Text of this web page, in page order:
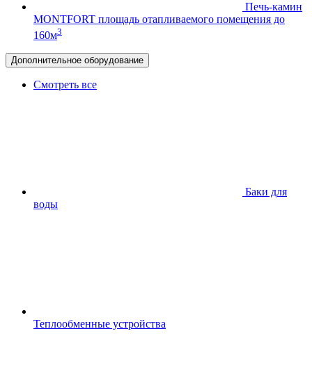
Печь-камин
MONTFORT площадь отапливаемого помещения до
160м3
Дополнительное оборудование
Смотреть все
Баки для
воды
Теплообменные устройства